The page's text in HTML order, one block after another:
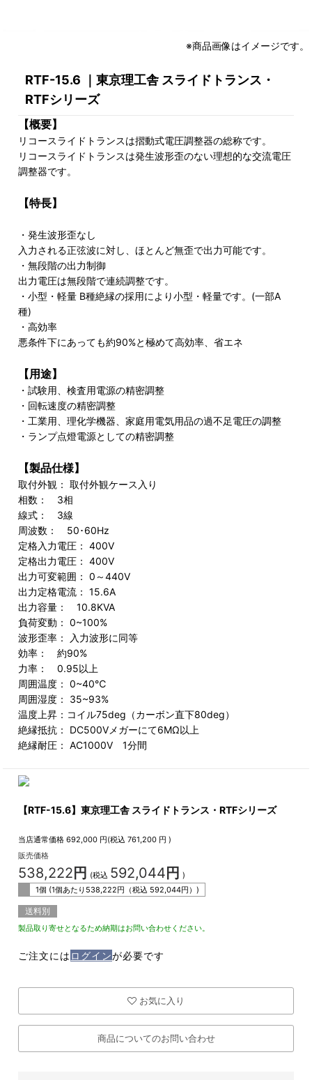
※商品画像はイメージです。
RTF-15.6 ｜東京理工舎 スライドトランス・
RTFシリーズ
【概要】
リコースライドトランスは摺動式電圧調整器の総称です。
リコースライドトランスは発生波形歪のない理想的な交流電圧
調整器です。
【特長】
・発生波形歪なし
入力される正弦波に対し、ほとんど無歪で出力可能です。
・無段階の出力制御
出力電圧は無段階で連続調整です。
・小型・軽量 B種絶縁の採用により小型・軽量です。(一部A
種)
・高効率
悪条件下にあっても約90%と極めて高効率、省エネ
【用途】
・試験用、検査用電源の精密調整
・回転速度の精密調整
・工業用、理化学機器、家庭用電気用品の過不足電圧の調整
・ランプ点燈電源としての精密調整
【製品仕様】
取付外観： 取付外観ケース入り
相数： 3相
線式： 3線
周波数： 50･60Hz
定格入力電圧： 400V
定格出力電圧： 400V
出力可変範囲： 0～440V
出力定格電流： 15.6A
出力容量： 10.8KVA
負荷変動： 0~100%
波形歪率： 入力波形に同等
効率： 約90%
力率： 0.95以上
周囲温度： 0~40℃
周囲湿度： 35~93%
温度上昇：コイル75deg（カーボン直下80deg）
絶縁抵抗： DC500Vメガーにて6MΩ以上
絶縁耐圧： AC1000V 1分間
【RTF-15.6】東京理工舎 スライドトランス・RTFシリーズ
当店通常価格 692,000 円(税込761,200 円 )
販売価格
538,222 円 (税込 592,044 円 )
1個 (1個あたり 538,222円（税込 592,044円）)
送料別
製品取り寄せとなるため納期はお問い合わせください。
ご注文には ログインが必要です
お気に入り
商品についてのお問い合わせ